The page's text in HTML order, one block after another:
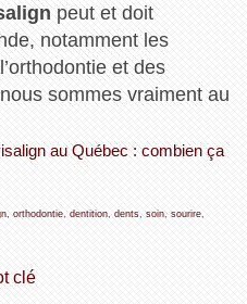
peut et doit
notamment les
et des
sommes vraiment au
au Québec : combien ça
, orthodontie, dentition, dents, soin, sourire,
clé